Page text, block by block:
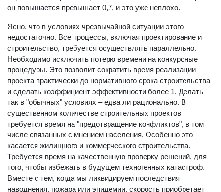
нормативным сроком строительства, скажем, 12 месяцев,
Ясно, что в условиях чрезвычайной ситуации этого
недостаточно. Все процессы, включая проектирование и
строительство, требуется осуществлять параллельно.
Необходимо исключить потерю времени на конкурсные
процедуры. Это позволит сократить время реализации
проекта практически до нормативного срока строительства
и сделать коэффициент эффективности более 1. Делать
так в "обычных" условиях – едва ли рационально. В
существенном количестве строительных проектов
требуется время на "предотвращение конфликтов", в том
числе связанных с мнением населения. Особенно это
касается жилищного и коммерческого строительства.
Требуется время на качественную проверку решений, для
того, чтобы избежать в будущем техногенных катастроф.
Вместе с тем, когда мы ликвидируем последствия